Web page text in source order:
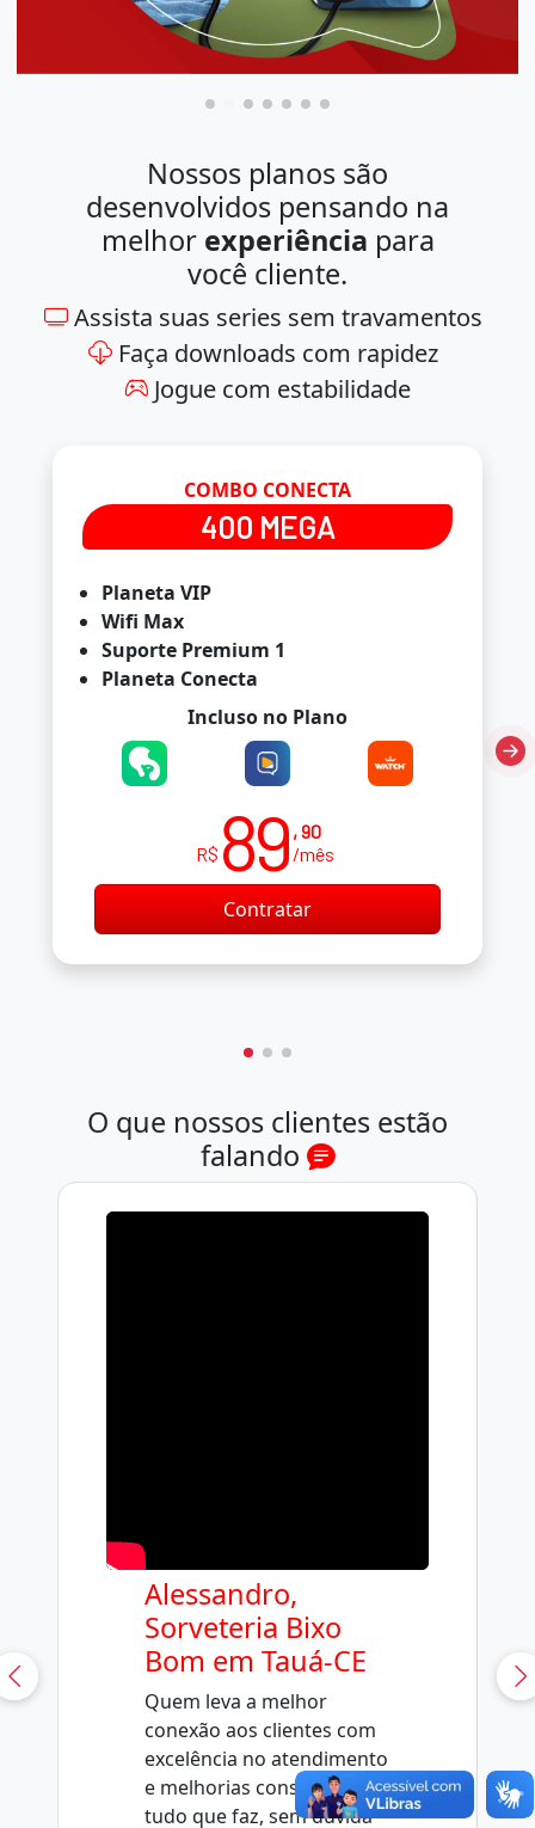
Nossos planos são
desenvolvidos pensando na
melhor experiência para
você cliente.
Assista suas series sem travamentos
Faça downloads com rapidez
Jogue com estabilidade
COMBO CONECTA
400 MEGA
Planeta VIP
Wifi Max
Suporte Premium 1
Planeta Conecta
Incluso no Plano
R$ 89 , 90
/mês
Contratar
O que nossos clientes estão
falando
Alessandro,
Sorveteria Bixo
Bom em Tauá-CE
Quem leva a melhor
conexão aos clientes com
excelência no atendimento
e melhorias constantes em
tudo que faz, sem dúvida